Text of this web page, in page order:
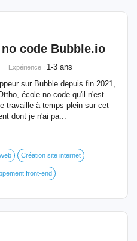
code Bubble.io
Expérience : 1-3 ans
sur Bubble depuis fin 2021,
école no-code qu'il n'est
travaille à temps plein sur cet
dont je n'ai pa...
web Création site internet
front-end